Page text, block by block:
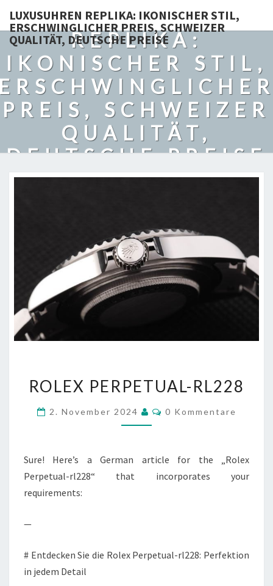
LUXUSUHREN REPLIKA: IKONISCHER STIL,
ERSCHWINGLICHER PREIS, SCHWEIZER
QUALITÄT, DEUTSCHE PREISE
LUXUSUHREN
REPLIKA:
IKONISCHER STIL,
PREIS, SCHWEIZER
QUALITÄT,
DEUTSCHE PREISE
PERPETUAL-
RL228
ROLEX PERPETUAL-RL228
2. November 2024 Kommentare
0 Kommentare
Sure! Here’s a German article for the „Rolex
Perpetual-rl228“ that incorporates your
requirements:
—
# Entdecken Sie die Rolex Perpetual-rl228: Perfektion
in jedem Detail